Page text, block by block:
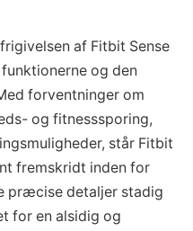
af Fitbit Sense
og den
forventninger om
og fitnesssporing,
står Fitbit
fremskridt inden for
præcise detaljer stadig
for en alsidig og